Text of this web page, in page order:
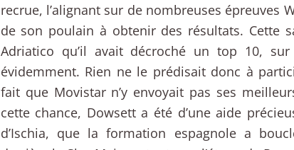
recrue, l’alignant sur de nombreuses épreuves
de son poulain à obtenir des résultats. Cette
Adriatico qu’il avait décroché un top 10,
évidemment. Rien ne le prédisait donc à
fait que Movistar n’y envoyait pas ses
cette chance, Dowsett a été d’une aide
d’Ischia, que la formation espagnole a